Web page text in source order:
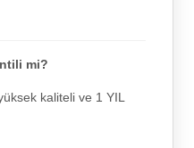
mi?
kaliteli ve 1 YIL